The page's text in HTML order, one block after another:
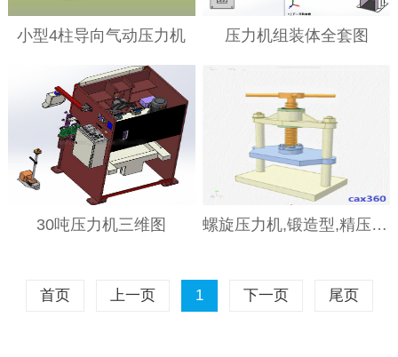
小型4柱导向气动压力机 压力机组装体全套图
30吨压力机三维图 螺旋压力机,锻造型,精压型,摩擦压力机,液压螺旋压力机,离合器式(高能)螺旋压力机,电动螺旋压力机
首页 上一页 1 下一页 尾页